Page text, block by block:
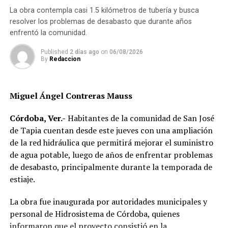
adultos, con reglas específicas para cada categoría, por
lo que incluso participan menores desde los cinco años
dentro de esquemas considerados formativos.
Durante cuatro días, la Arena Córdoba será escenario de
los combates en los que los competidores buscarán
posibilidad de integrar la delegación mexicana que
sustantiva implica ir más allá del reconocimiento formal
de derechos y generar condiciones que permitan a las
mujeres ejercerlos de manera efectiva, así como
participar en la toma de decisiones y en la construcción
de sus comunidades.
los gobiernos locales y comunitarios en la
transformación de las estructuras que mantienen
desigualdades, además de proponer la innovación como
una herramienta para impulsar políticas públicas con
mayor impacto social.
Al evento acudieron el alcalde de Córdoba, Manuel
Alonso Cerezo; la síndica única, Irene Sedas González;
integrantes del Cabildo, así como la directora del DIF
Municipal, Luz del Carmen Lezama Rodríguez, y la
coordinadora de Bienestar Social, Dennis Araceli Lira
Tosqui.
La obra contempla casi 1.5 kilómetros de tubería y busca
resolver los problemas de desabasto que durante años
enfrentó la comunidad.
Published 2 días ago on 06/08/2026
By Redaccion
Miguel Ángel Contreras Mauss
Córdoba, Ver.- Habitantes de la comunidad de San José
de Tapia cuentan desde este jueves con una ampliación
de la red hidráulica que permitirá mejorar el suministro
de agua potable, luego de años de enfrentar problemas
de desabasto, principalmente durante la temporada de
estiaje.
La obra fue inaugurada por autoridades municipales y
personal de Hidrosistema de Córdoba, quienes